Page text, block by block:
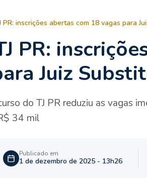
PR: inscrições abertas com 18 vagas para
PR:
Juiz
do TJ PR reduziu as vagas
34 mil
Publicado em
1 de dezembro de 2025 - 13h26